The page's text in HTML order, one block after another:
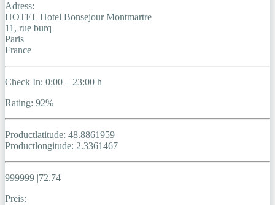
Adress:
HOTEL Hotel Bonsejour Montmartre
11, rue burq
Paris
France
Check In: 0:00 – 23:00 h
Rating: 92%
Productlatitude: 48.8861959
Productlongitude: 2.3361467
999999 |72.74
Preis: